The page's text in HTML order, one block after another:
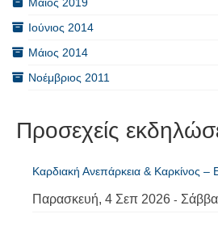
Μάιος 2019
Ιούνιος 2014
Μάιος 2014
Νοέμβριος 2011
Προσεχείς
Καρδιακή Ανεπάρκεια & Καρκίνος –
Παρασκευή, 4 Σεπ 2026 -